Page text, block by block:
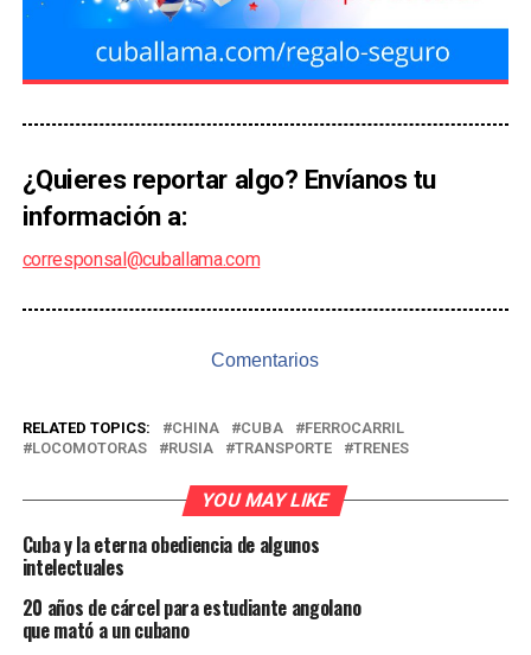
¿Quieres reportar algo? Envíanos tu
información a:
corresponsal@cuballama.com
Comentarios
RELATED TOPICS: CHINA CUBA
FERROCARRIL
LOCOMOTORAS
RUSIA TRANSPORTE TRENES
YOU MAY LIKE
Cuba y la eterna obediencia de algunos
intelectuales
20 años de cárcel para estudiante angolano
que mató a un cubano